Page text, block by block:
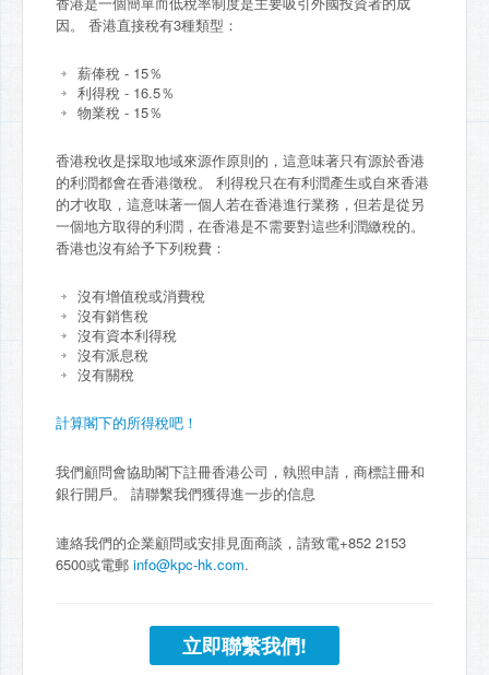
因。 香港直接稅有3種類型：
薪俸稅 - 15％
利得稅 - 16.5％
物業稅 - 15％
香港稅收是採取地域來源作原則的，這意味著只有源於香港
的利潤都會在香港徵稅。 利得稅只在有利潤產生或自來香港
的才收取，這意味著一個人若在香港進行業務，但若是從另
一個地方取得的利潤，在香港是不需要對這些利潤繳稅的。
香港也沒有給予下列稅費：
沒有增值稅或消費稅
沒有銷售稅
沒有資本利得稅
沒有派息稅
沒有關稅
計算閣下的所得稅吧！
我們顧問會協助閣下註冊香港公司，執照申請，商標註冊和
銀行開戶。 請聯繫我們獲得進一步的信息
連絡我們的企業顧問或安排見面商談，請致電+852 2153
6500或電郵 info@kpc-hk.com.
立即聯繫我們!